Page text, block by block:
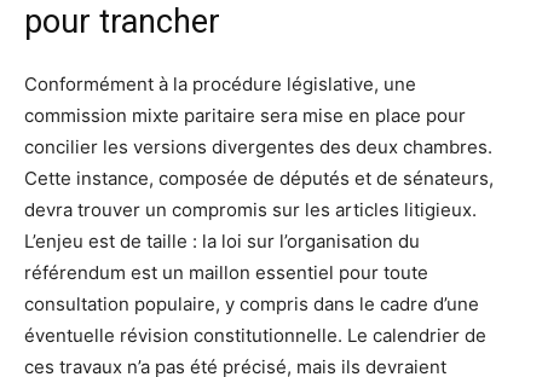
pour trancher
Conformément à la procédure législative, une
commission mixte paritaire sera mise en place pour
concilier les versions divergentes des deux chambres.
Cette instance, composée de députés et de sénateurs,
devra trouver un compromis sur les articles litigieux.
L’enjeu est de taille : la loi sur l’organisation du
référendum est un maillon essentiel pour toute
consultation populaire, y compris dans le cadre d’une
éventuelle révision constitutionnelle. Le calendrier de
ces travaux n’a pas été précisé, mais ils devraient